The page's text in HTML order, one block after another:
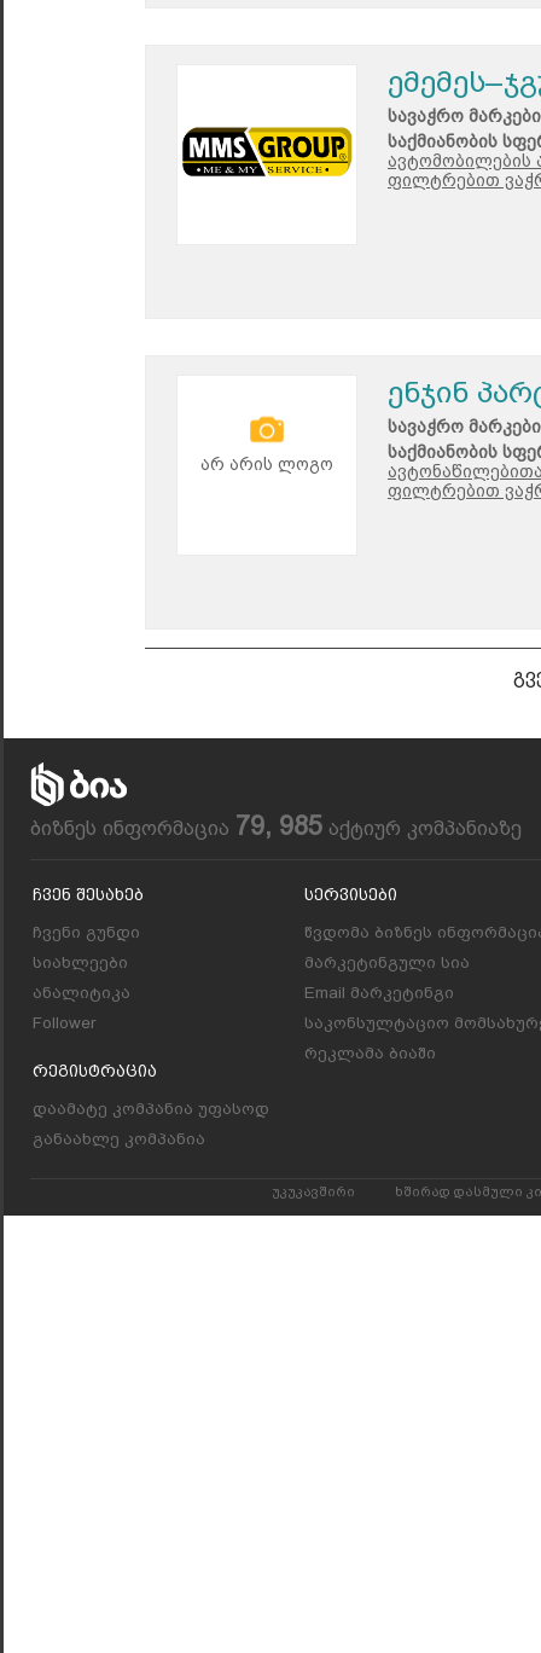
სავაჭრო
საქმიანობის
ავტომობილების
ფილტრებით
არ არის ლოგო
ენჯინ
სავაჭრო
საქმიანობის
ფილტრებით
ბიზნეს ინფორმაცია 79, 985 აქტიურ კომპანიაზე
Ჩვენ Შესახებ
ჩვენი გუნდი
სიახლეები
ანალიტიკა
Follower
Რეგისტრაცია
დაამატე კომპანია უფასოდ
განაახლე კომპანია
Სერვისები
წვდომა ბიზნეს
მარკეტინგული სია
Email მარკეტინგი
საკონსულტაციო
რეკლამა ბიაში
უკუკავშირი ხშირად დასმული